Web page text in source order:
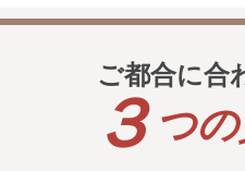
ご都合に合
３ つ